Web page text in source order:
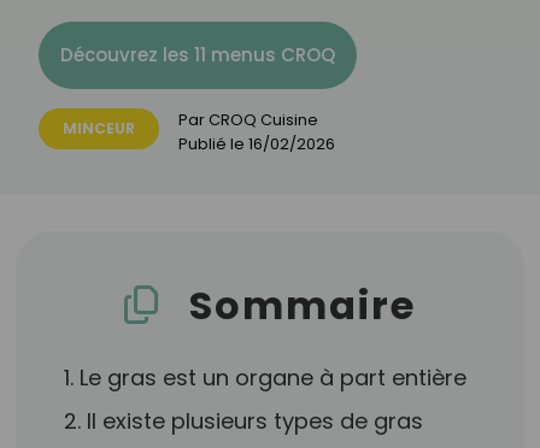
Découvrez les 11 menus CROQ
MINCEUR Par CROQ Cuisine
Publié le 16/02/2026
Sommaire
1. Le gras est un organe à part entière
2. Il existe plusieurs types de gras